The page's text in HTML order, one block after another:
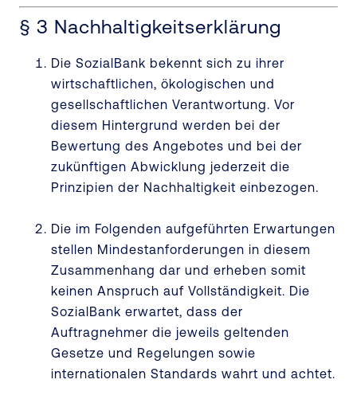
§ 3 Nachhaltigkeitserklärung
Die SozialBank bekennt sich zu ihrer
wirtschaftlichen, ökologischen und
gesellschaftlichen Verantwortung. Vor
diesem Hintergrund werden bei der
Bewertung des Angebotes und bei der
zukünftigen Abwicklung jederzeit die
Prinzipien der Nachhaltigkeit einbezogen.
Die im Folgenden aufgeführten Erwartungen
stellen Mindestanforderungen in diesem
Zusammenhang dar und erheben somit
keinen Anspruch auf Vollständigkeit. Die
SozialBank erwartet, dass der
Auftragnehmer die jeweils geltenden
Gesetze und Regelungen sowie
internationalen Standards wahrt und achtet.